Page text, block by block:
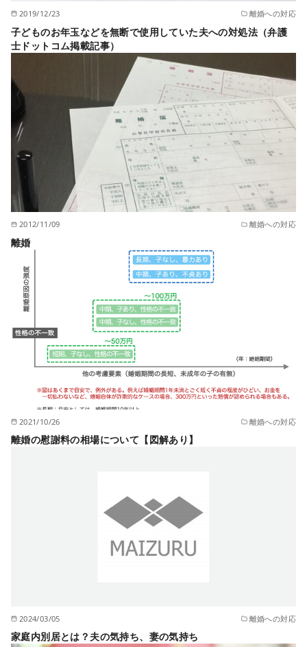
2019/12/23 離婚への対応
子どものお年玉などを無断で使用していた夫への対処法（弁護
士ドットコム掲載記事）
2012/11/09 離婚への対応
離婚
2021/10/26 離婚への対応
離婚の慰謝料の相場について【図解あり】
2024/03/05 離婚への対応
家庭内別居とは？夫の気持ち、妻の気持ち